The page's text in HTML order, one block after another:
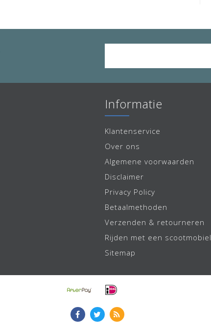
Informatie
Klantenservice
Over ons
Algemene voorwaarden
Disclaimer
Privacy Policy
Betaalmethoden
Verzenden & retourneren
Rijden met een scootmobiel
Sitemap